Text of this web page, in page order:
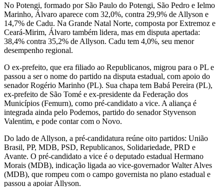
No Potengi, formado por São Paulo do Potengi, São Pedro e Ielmo
Marinho, Álvaro aparece com 32,0%, contra 29,9% de Allyson e
14,7% de Cadu. Na Grande Natal Norte, composta por Extremoz e
Ceará-Mirim, Álvaro também lidera, mas em disputa apertada:
38,4% contra 35,2% de Allyson. Cadu tem 4,0%, seu menor
desempenho regional.
O ex-prefeito, que era filiado ao Republicanos, migrou para o PL e
passou a ser o nome do partido na disputa estadual, com apoio do
senador Rogério Marinho (PL). Sua chapa tem Babá Pereira (PL),
ex-prefeito de São Tomé e ex-presidente da Federação dos
Municípios (Femurn), como pré-candidato a vice. A aliança é
integrada ainda pelo Podemos, partido do senador Styvenson
Valentim, e pode contar com o Novo.
Do lado de Allyson, a pré-candidatura reúne oito partidos: União
Brasil, PP, MDB, PSD, Republicanos, Solidariedade, PRD e
Avante. O pré-candidato a vice é o deputado estadual Hermano
Morais (MDB), indicação ligada ao vice-governador Walter Alves
(MDB), que rompeu com o campo governista no plano estadual e
passou a apoiar Allyson.